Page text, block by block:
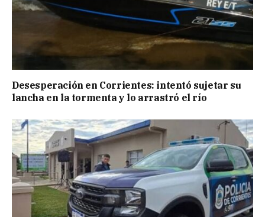
Desesperación en Corrientes: intentó sujetar su
lancha en la tormenta y lo arrastró el río